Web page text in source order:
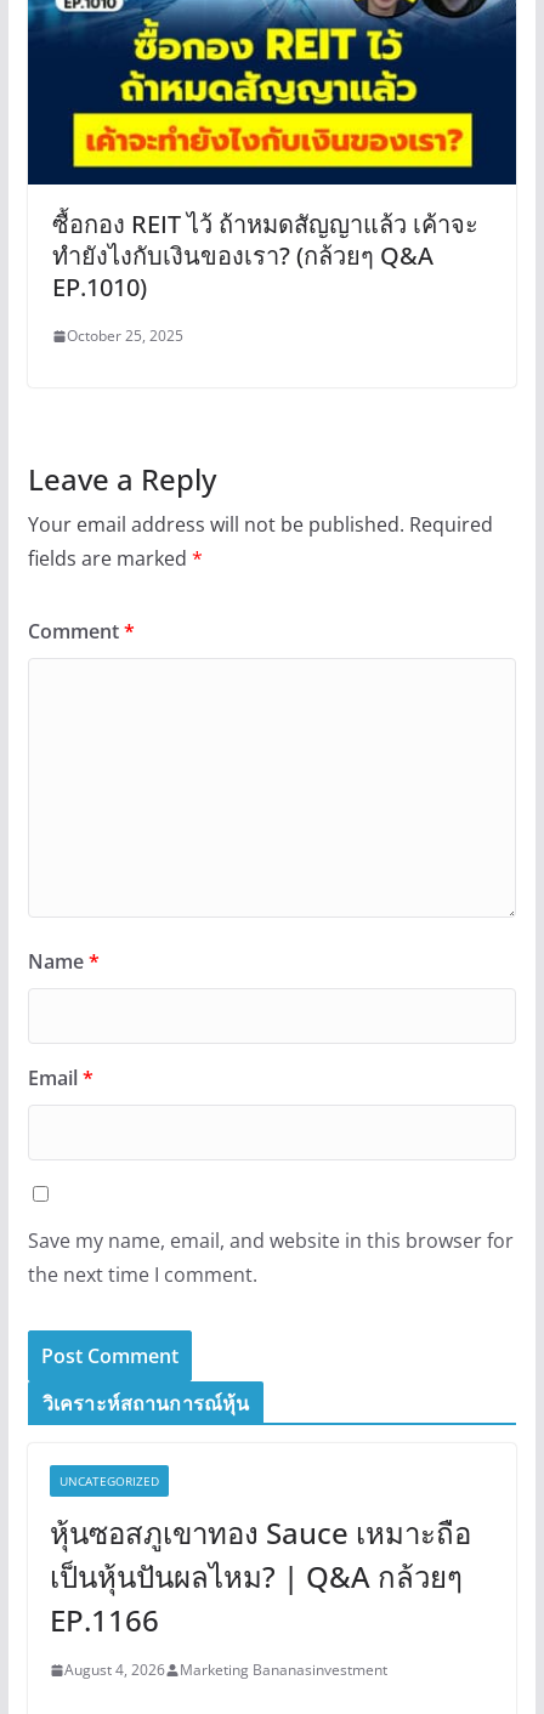
ซื้อกอง REIT ไว้ ถ้าหมดสัญญาแล้ว เค้าจะ
ทำยังไงกับเงินของเรา? (กล้วยๆ Q&A
EP.1010)
October 25, 2025
Leave a Reply
Your email address will not be published. Required
fields are marked *
Comment*
Name*
Email*
Save my name, email, and website in this browser for
the next time I comment.
วิเคราะห์สถานการณ์หุ้น
UNCATEGORIZED
หุ้นซอสภูเขาทอง Sauce เหมาะถือ
เป็นหุ้นปันผลไหม? | Q&A กล้วยๆ
EP.1166
August 4, 2026 Marketing Bananasinvestment